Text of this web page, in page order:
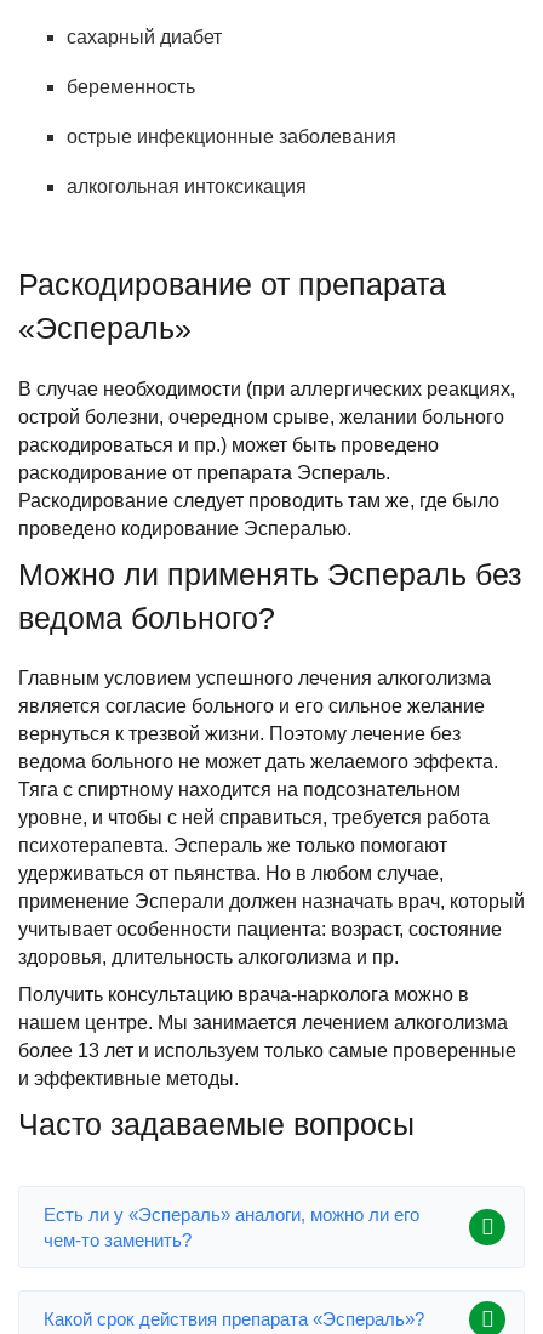
сахарный диабет
беременность
острые инфекционные заболевания
алкогольная интоксикация
Раскодирование от препарата
«Эспераль»
В случае необходимости (при аллергических реакциях,
острой болезни, очередном срыве, желании больного
раскодироваться и пр.) может быть проведено
раскодирование от препарата Эспераль.
Раскодирование следует проводить там же, где было
проведено кодирование Эспералью.
Можно ли применять Эспераль без
ведома больного?
Главным условием успешного лечения алкоголизма
является согласие больного и его сильное желание
вернуться к трезвой жизни. Поэтому лечение без
ведома больного не может дать желаемого эффекта.
Тяга с спиртному находится на подсознательном
уровне, и чтобы с ней справиться, требуется работа
психотерапевта. Эспераль же только помогают
удерживаться от пьянства. Но в любом случае,
применение Эсперали должен назначать врач, который
учитывает особенности пациента: возраст, состояние
здоровья, длительность алкоголизма и пр.
Получить консультацию врача-нарколога можно в
нашем центре. Мы занимается лечением алкоголизма
более 13 лет и используем только самые проверенные
и эффективные методы.
Часто задаваемые вопросы
Есть ли у «Эспераль» аналоги, можно ли его
чем-то заменить?
Какой срок действия препарата «Эспераль»?